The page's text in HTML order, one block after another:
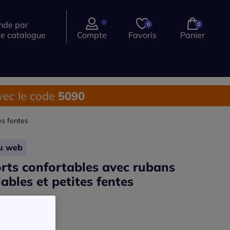
par
catalogue
Compte
0
Favoris
0
Panier
le code 5090
fentes
web
confortables avec rubans
et petites fentes